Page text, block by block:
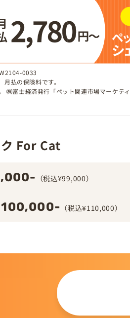
0033
払の保険料です。
富士経済発行「ペット関連市場マーケテ
For Cat
（税込¥99,000）
100,000- （税込¥110,000）